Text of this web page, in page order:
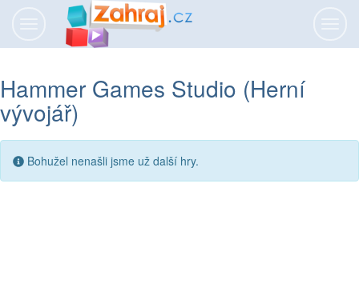
Hammer Games Studio (Herní
vývojář)
Bohužel nenašli jsme už další hry.